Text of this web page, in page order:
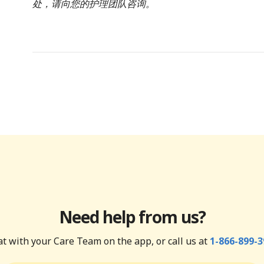
处，请向您的护理团队咨询。
Need help from us?
with your Care Team on the app, or call us at 1-866-899-